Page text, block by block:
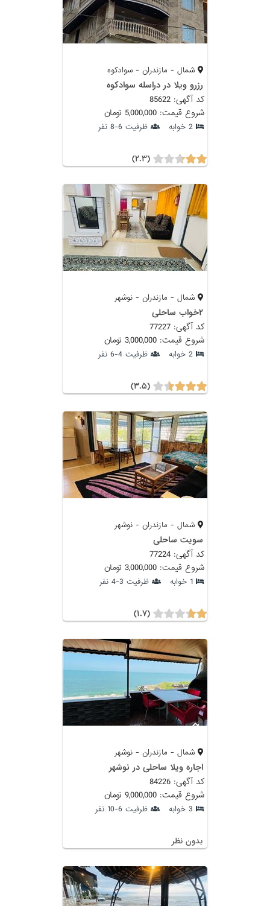
شمال - مازندران - سوادکوه
رزرو ويلا در دراسله سوادكوه
کد آگهی: 85622
شروع قیمت: 5,000,000 تومان
2 خوابه ظرفیت 6-8 نفر
(۲.۳)
شمال - مازندران - نوشهر
۲خواب ساحلی
کد آگهی: 77227
شروع قیمت: 3,000,000 تومان
2 خوابه ظرفیت 4-6 نفر
(۳.۵)
شمال - مازندران - نوشهر
سویت ساحلی
کد آگهی: 77224
شروع قیمت: 3,000,000 تومان
1 خوابه ظرفیت 3-4 نفر
(۱.۷)
شمال - مازندران - نوشهر
اجاره ویلا ساحلی در نوشهر
کد آگهی: 84226
شروع قیمت: 9,000,000 تومان
3 خوابه ظرفیت 6-10 نفر
بدون نظر